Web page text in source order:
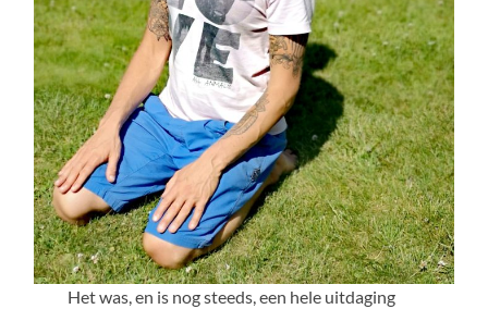
Het was, en is nog steeds, een hele uitdaging